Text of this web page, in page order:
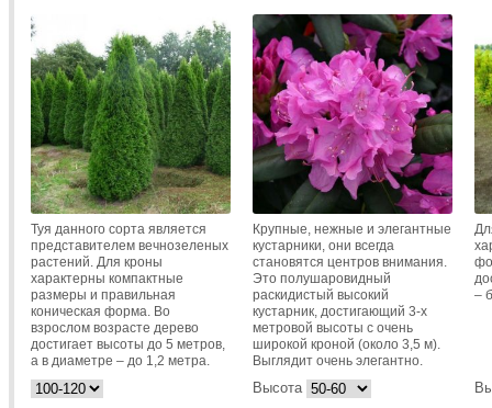
Туя данного сорта является
представителем вечнозеленых
растений. Для кроны
характерны компактные
размеры и правильная
коническая форма. Во
взрослом возрасте дерево
достигает высоты до 5 метров,
а в диаметре – до 1,2 метра.
Крупные, нежные и элегантные
кустарники, они всегда
становятся центров внимания.
Это полушаровидный
раскидистый высокий
кустарник, достигающий 3-х
метровой высоты с очень
широкой кроной (около 3,5 м).
Выглядит очень элегантно.
Высота
–